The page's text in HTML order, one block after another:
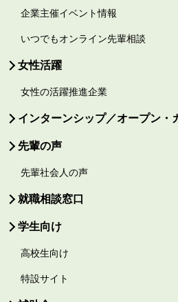
企業主催イベント情報
いつでもオンライン先輩相談
女性活躍
女性の活躍推進企業
インターンシップ／オープン・
先輩の声
先輩社会人の声
就職相談窓口
学生向け
高校生向け
特設サイト